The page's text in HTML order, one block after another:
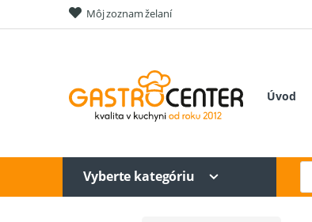
to
to
Môj zoznam želaní
Úvod
Vyberte kategóriu